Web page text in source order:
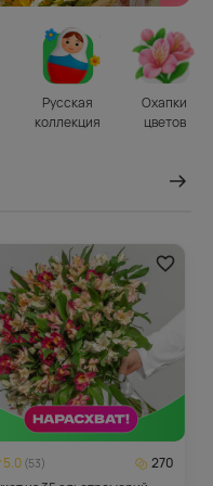
Русская
коллекция
Охапки
цветов
5.0 (53)
270